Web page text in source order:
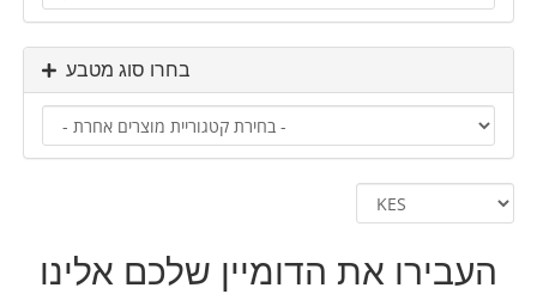
בחרו סוג מטבע
העבירו את הדומיין שלכם אלינו